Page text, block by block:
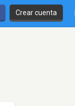
Crear cuenta